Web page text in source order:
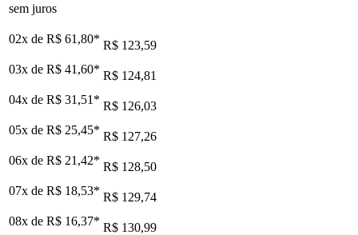
sem juros
02x de R$ 61,80* R$ 123,59
03x de R$ 41,60* R$ 124,81
04x de R$ 31,51 * R$ 126,03
05x de R$ 25,45* R$ 127,26
06x de R$ 21,42* R$ 128,50
07x de R$ 18,53* R$ 129,74
08x de R$ 16,37* R$ 130,99